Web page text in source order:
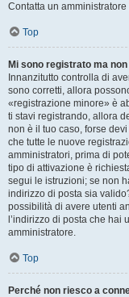
Contatta un
Top
Mi sono registrato ma
Innanzitutto controlla di
sono corretti, allora
«registrazione minore» è
ti stavi registrando, allora
non è il tuo caso, forse
che tutte le nuove
amministratori, prima di
tipo di attivazione è
segui le istruzioni; se non
indirizzo di posta sia
possibilità di avere utenti
l’indirizzo di posta che hai
amministratore.
Top
Perché non riesco a